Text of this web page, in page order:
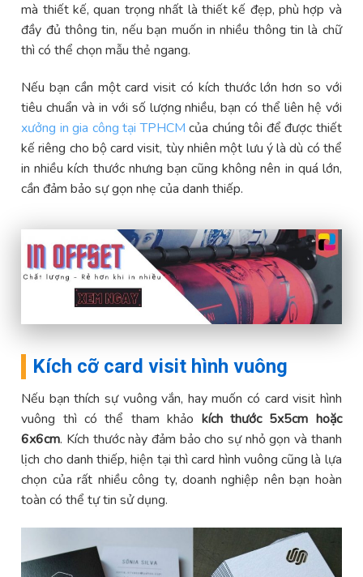
mà thiết kế, quan trọng nhất là thiết kế đẹp, phù hợp và
đầy đủ thông tin, nếu bạn muốn in nhiều thông tin là chữ
thì có thể chọn mẫu thẻ ngang.
Nếu bạn cần một card visit có kích thước lớn hơn so với
tiêu chuẩn và in với số lượng nhiều, bạn có thể liên hệ với
xưởng in gia công tại TPHCM của chúng tôi để được thiết
kế riêng cho bộ card visit, tùy nhiên một lưu ý là dù có thể
in nhiều kích thước nhưng bạn cũng không nên in quá lớn,
cần đảm bảo sự gọn nhẹ của danh thiếp.
Kích cỡ card visit hình vuông
Nếu bạn thích sự vuông vắn, hay muốn có card visit hình
vuông thì có thể tham khảo kích thước 5x5cm hoặc
6x6cm. Kích thước này đảm bảo cho sự nhỏ gọn và thanh
lịch cho danh thiếp, hiện tại thì card hình vuông cũng là lựa
chọn của rất nhiều công ty, doanh nghiệp nên bạn hoàn
toàn có thể tự tin sử dụng.